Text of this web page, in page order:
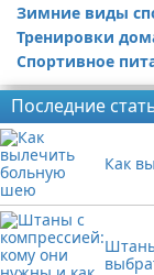
Зимние виды
Тренировки
Спортивное
Последние
Как